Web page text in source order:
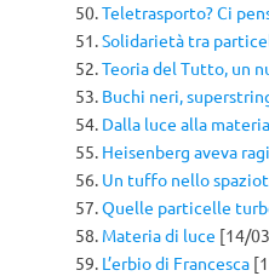
Teletrasporto? Ci
Solidarietà tra
Teoria del Tutto, un
Buchi neri,
Dalla luce alla
Heisenberg aveva
Un tuffo nello
Quelle particelle
Materia di luce [14/
L’erbio di Francesca